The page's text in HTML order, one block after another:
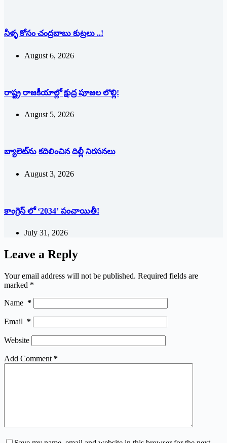
నీళ్ళ కోసం చంద్రబాబు కుట్రలు ..!
August 6, 2026
రాష్ట్ర రాజ‌కీయాల్లో క్షుద్ర పూజల లొల్లి!
August 5, 2026
బ్యాలెట్‌ను క‌దిలించిన దిల్లీ నిరసనలు
August 3, 2026
కాంగ్రెస్ లో ‘2034’ పంచాయితీ!
July 31, 2026
Leave a Reply
Your email address will not be published. Required fields are
marked *
Name *
Email *
Website
Add Comment *